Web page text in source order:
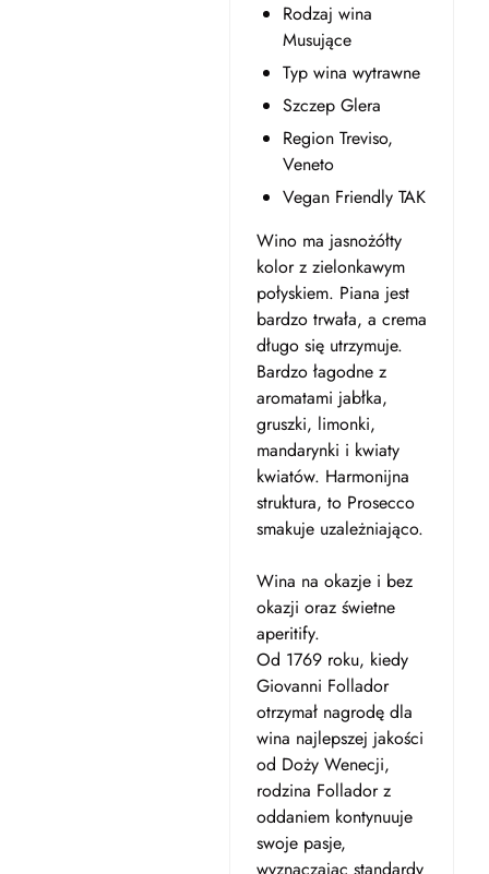
Rodzaj wina
Musujące
Typ wina wytrawne
Szczep Glera
Region Treviso,
Veneto
Vegan Friendly TAK
Wino ma jasnożółty
kolor z zielonkawym
połyskiem. Piana jest
bardzo trwała, a crema
długo się utrzymuje.
Bardzo łagodne z
aromatami jabłka,
gruszki, limonki,
mandarynki i kwiaty
kwiatów. Harmonijna
struktura, to Prosecco
smakuje uzależniająco.
Wina na okazje i bez
okazji oraz świetne
aperitify.
Od 1769 roku, kiedy
Giovanni Follador
otrzymał nagrodę dla
wina najlepszej jakości
od Doży Wenecji,
rodzina Follador z
oddaniem kontynuuje
swoje pasje,